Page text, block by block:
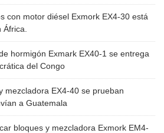
con motor diésel Exmork EX4-30 está
hormigón Exmark EX40-1 se entrega
del Congo
mezcladora EX4-40 se prueban
a Guatemala
bloques y mezcladora Exmork EM4-